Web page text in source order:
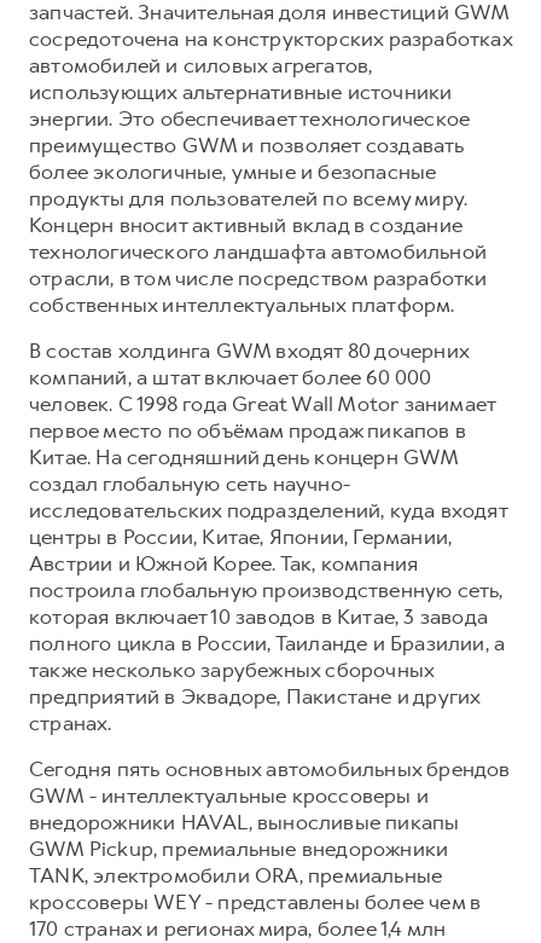
запчастей. Значительная доля инвестиций GWM
сосредоточена на конструкторских разработках
автомобилей и силовых агрегатов,
использующих альтернативные источники
энергии. Это обеспечивает технологическое
преимущество GWM и позволяет создавать
более экологичные, умные и безопасные
продукты для пользователей по всему миру.
Концерн вносит активный вклад в создание
технологического ландшафта автомобильной
отрасли, в том числе посредством разработки
собственных интеллектуальных платформ.
В состав холдинга GWM входят 80 дочерних
компаний, а штат включает более 60 000
человек. С 1998 года Great Wall Motor занимает
первое место по объёмам продаж пикапов в
Китае. На сегодняшний день концерн GWM
создал глобальную сеть научно-
исследовательских подразделений, куда входят
центры в России, Китае, Японии, Германии,
Австрии и Южной Корее. Так, компания
построила глобальную производственную сеть,
которая включает 10 заводов в Китае, 3 завода
полного цикла в России, Таиланде и Бразилии, а
также несколько зарубежных сборочных
предприятий в Эквадоре, Пакистане и других
странах.
Сегодня пять основных автомобильных брендов
GWM - интеллектуальные кроссоверы и
внедорожники HAVAL, выносливые пикапы
GWM Pickup, премиальные внедорожники
TANK, электромобили ORA, премиальные
кроссоверы WEY - представлены более чем в
170 странах и регионах мира, более 1,4 млн